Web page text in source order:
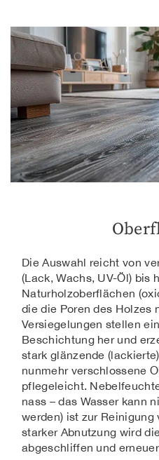
Die Auswahl reicht von
(Lack, Wachs, UV-Öl) bis
Naturholzoberflächen
die die Poren des Holzes
Versiegelungen stellen
Beschichtung her und
stark glänzende
nunmehr verschlossene
pflegeleicht.
nass – das Wasser kann
werden) ist zur
starker Abnutzung wird
abgeschliffen und